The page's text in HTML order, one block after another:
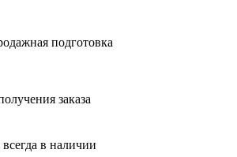
подготовка
заказа
всегда в наличии